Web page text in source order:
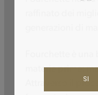
raffinato dei
materie prime:
Attraverso il
SI